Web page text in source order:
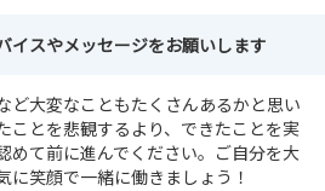
イスやメッセージをお願いします
ど大変なこともたくさんあるかと思い
ことを悲観するより、できたことを実
めて前に進んでください。ご自分を大
に笑顔で一緒に働きましょう！